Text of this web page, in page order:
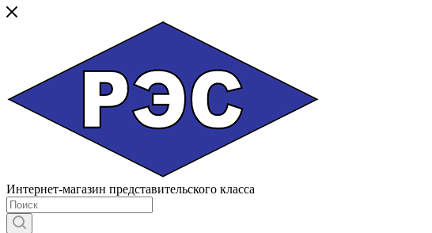
Интернет-магазин представительского класса